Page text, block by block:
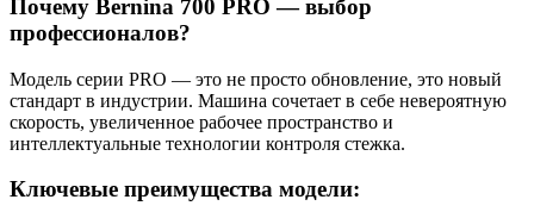
Почему Bernina 700 PRO — выбор
профессионалов?
Модель серии PRO — это не просто обновление, это новый
стандарт в индустрии. Машина сочетает в себе невероятную
скорость, увеличенное рабочее пространство и
интеллектуальные технологии контроля стежка.
Ключевые преимущества модели: